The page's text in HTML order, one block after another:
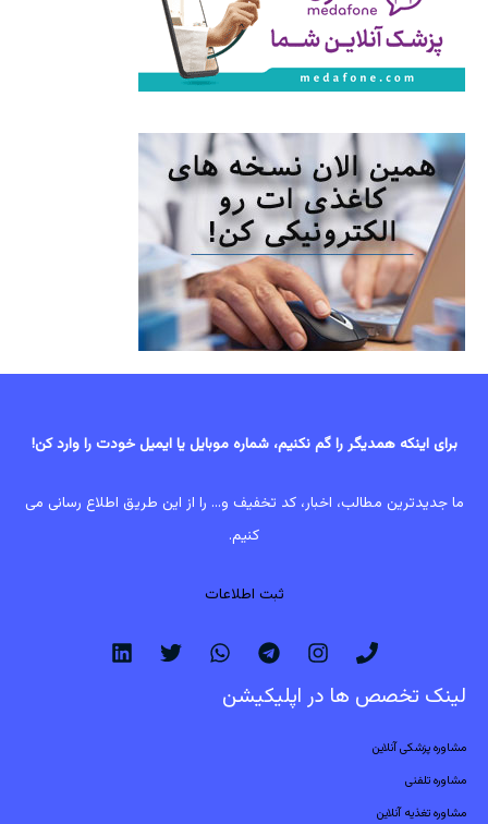
برای اینکه همدیگر را گم نکنیم، شماره موبایل یا ایمیل خودت را وارد کن!
ما جدیدترین مطالب، اخبار، کد تخفیف و... را از این طریق اطلاع رسانی می
کنیم.
ثبت اطلاعات
لینک تخصص ها در اپلیکیشن
مشاوره پزشکی آنلاین
مشاوره تلفنی
مشاوره تغذیه آنلاین